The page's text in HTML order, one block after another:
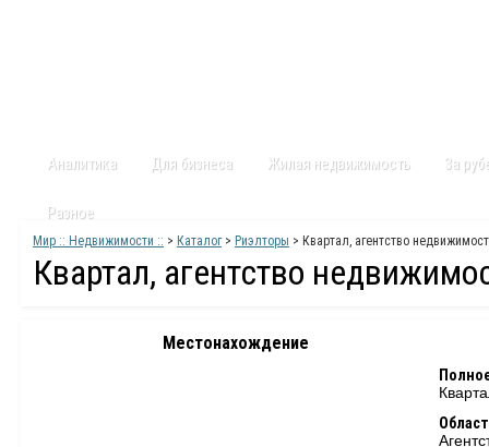
Аналитика Для бизнеса Жилая недвижимость За
Разное
Мир :: Недвижимости :: > Каталог> Риэлторы > Квартал, агентство
Квартал, агентство
Местонахождение